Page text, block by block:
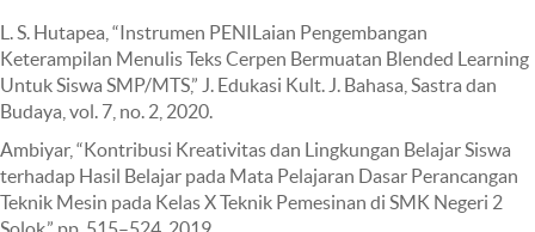
L. S. Hutapea, “Instrumen PENILaian Pengembangan
Keterampilan Menulis Teks Cerpen Bermuatan Blended Learning
Untuk Siswa SMP/MTS,” J. Edukasi Kult. J. Bahasa, Sastra dan
Budaya, vol. 7, no. 2, 2020.
Ambiyar, “Kontribusi Kreativitas dan Lingkungan Belajar Siswa
terhadap Hasil Belajar pada Mata Pelajaran Dasar Perancangan
Teknik Mesin pada Kelas X Teknik Pemesinan di SMK Negeri 2